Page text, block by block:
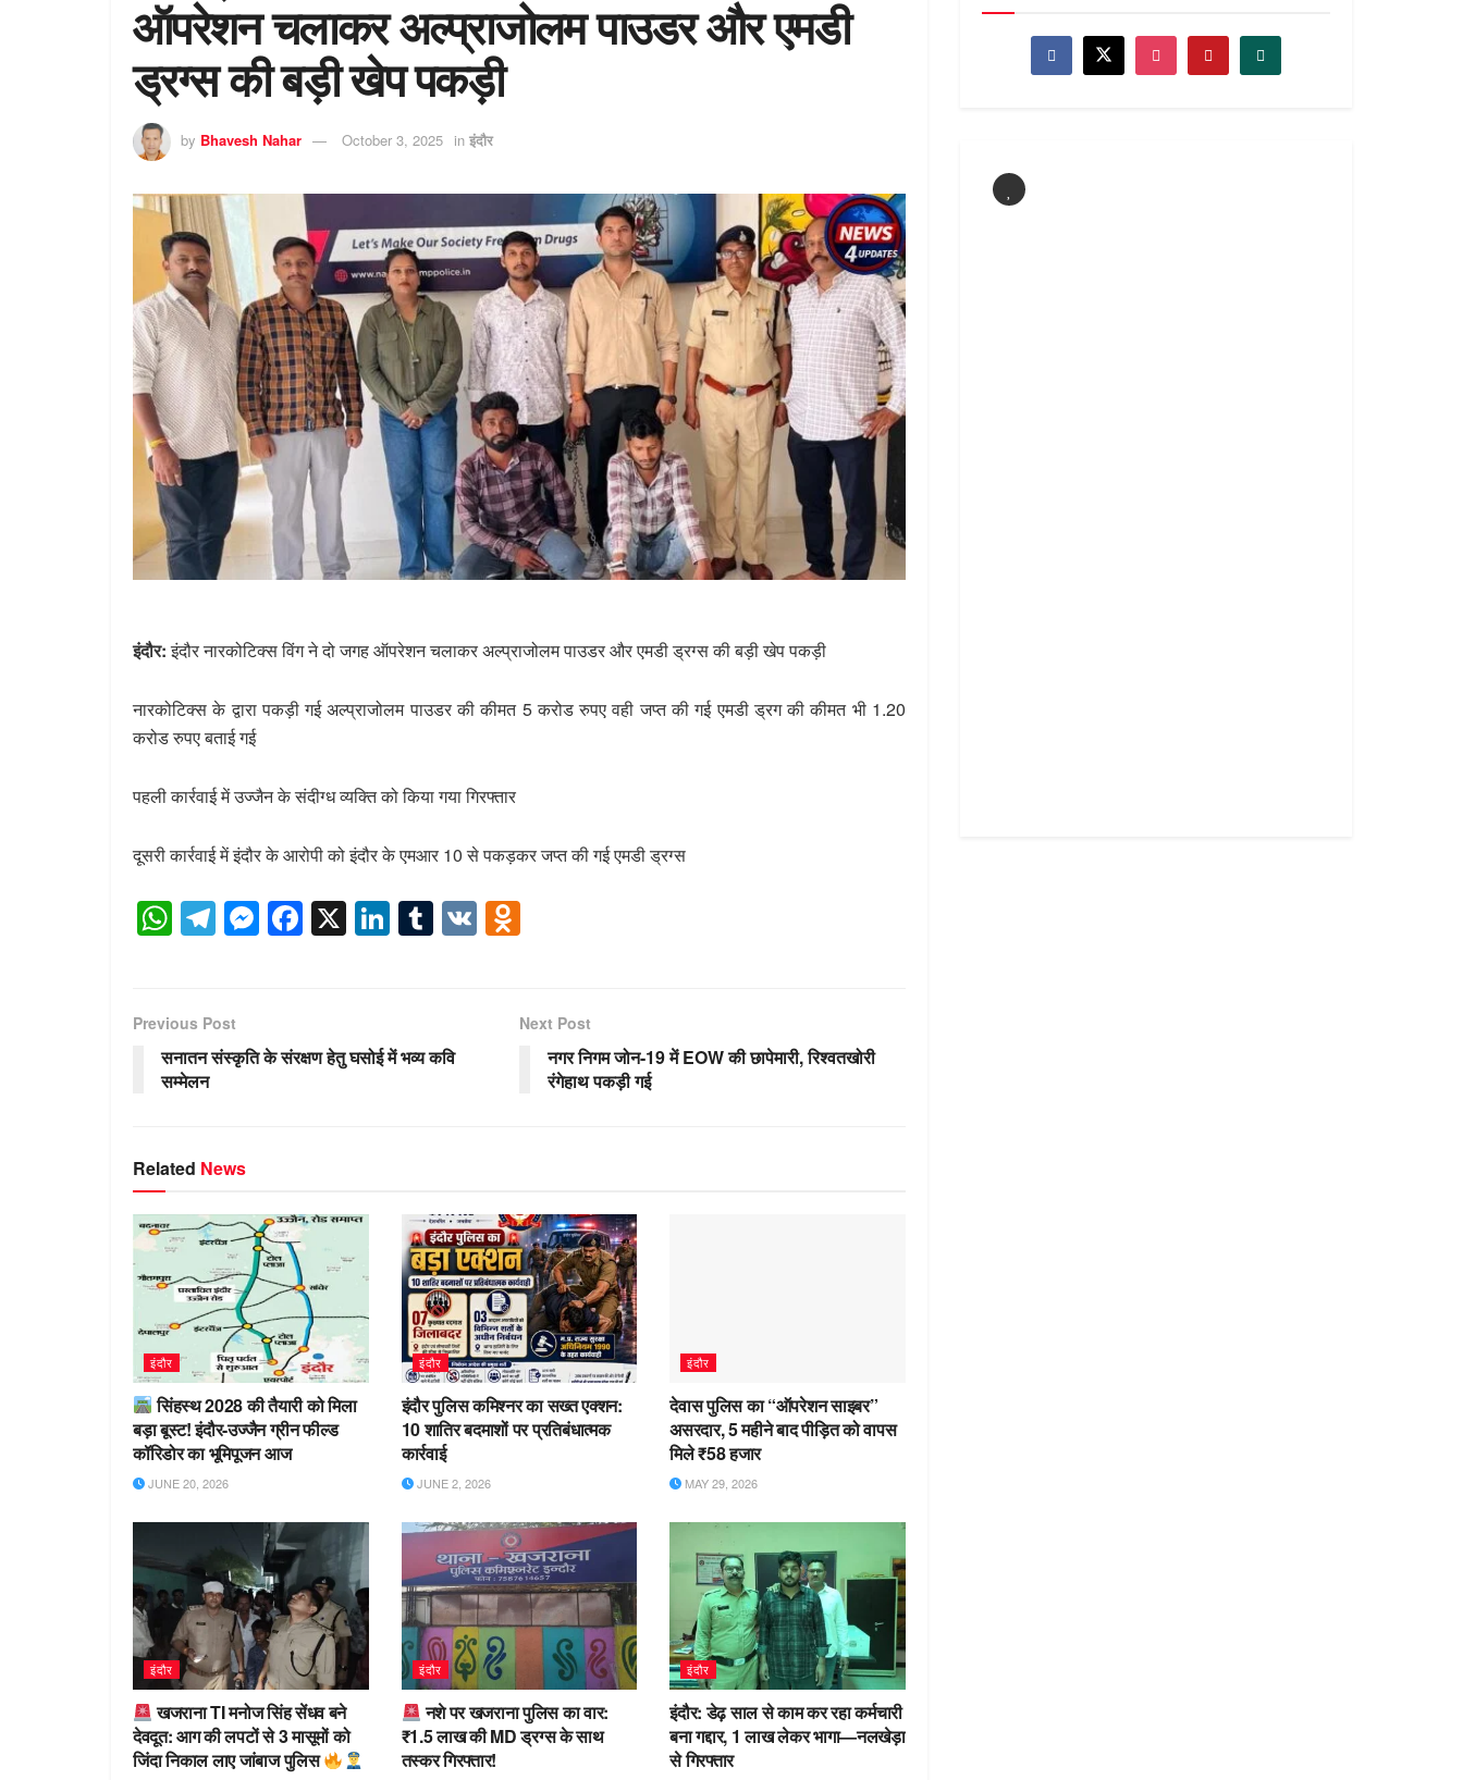
ऑपरेशन चलाकर अल्प्राजोलम पाउडर और एमडी
ड्रग्स की बड़ी खेप पकड़ी
by Bhavesh Nahar October 3, 2025 in इंदौर
इंदौर:इंदौर नारकोटिक्स विंग ने दो जगह ऑपरेशन चलाकर अल्प्राजोलम पाउडर और एमडी ड्रग्स की बड़ी खेप पकड़ी
नारकोटिक्स के द्वारा पकड़ी गई अल्प्राजोलम पाउडर की कीमत 5 करोड रुपए वही जप्त की गई एमडी ड्रग की कीमत भी 1.20
करोड रुपए बताई गई
पहली कार्रवाई में उज्जैन के संदीग्ध व्यक्ति को किया गया गिरफ्तार
दूसरी कार्रवाई में इंदौर के आरोपी को इंदौर के एमआर 10 से पकड़कर जप्त की गई एमडी ड्रग्स
W
h
s
A
p
T
el
gr
a
M
e
n
F
a
b
X Li
n
dI
T
u
r
V
K
o
Previous Post
सनातन संस्कृति के संरक्षण हेतु घसोई में भव्य कवि
सम्मेलन
Next Post
नगर निगम जोन-19 में EOW की छापेमारी, रिश्वतखोरी
रंगेहाथ पकड़ी गई
Related News
इंदौर
सिंहस्थ 2028 की तैयारी को मिला
बड़ा बूस्ट! इंदौर-उज्जैन ग्रीन फील्ड
कॉरिडोर का भूमिपूजन आज
JUNE 20, 2026
इंदौर
इंदौर पुलिस कमिश्नर का सख्त एक्शन:
10 शातिर बदमाशों पर प्रतिबंधात्मक
कार्रवाई
JUNE 2, 2026
इंदौर
देवास पुलिस का “ऑपरेशन साइबर”
असरदार, 5 महीने बाद पीड़ित को वापस
मिले ₹58 हजार
MAY 29, 2026
इंदौर
खजराना TI मनोज सिंह सेंधव बने
देवदूत: आग की लपटों से 3 मासूमों को
जिंदा निकाल लाए जांबाज पुलिस
इंदौर
नशे पर खजराना पुलिस का वार:
₹1.5 लाख की MD ड्रग्स के साथ
तस्कर गिरफ्तार!
इंदौर
इंदौर: डेढ़ साल से काम कर रहा कर्मचारी
बना गद्दार, 1 लाख लेकर भागा—नलखेड़ा
से गिरफ्तार